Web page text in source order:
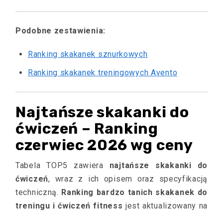
Podobne zestawienia:
Ranking skakanek sznurkowych
Ranking skakanek treningowych Avento
Najtańsze skakanki do
ćwiczeń – Ranking
czerwiec 2026 wg ceny
Tabela TOP5 zawiera najtańsze skakanki do
ćwiczeń, wraz z ich opisem oraz specyfikacją
techniczną. Ranking bardzo tanich skakanek do
treningu i ćwiczeń fitness jest aktualizowany na